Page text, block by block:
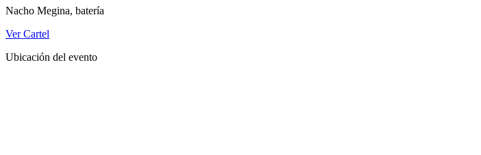
Nacho Megina, batería
Ver Cartel
Ubicación del evento